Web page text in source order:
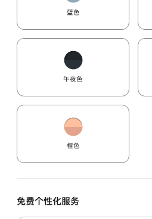
蓝色
午夜色
橙色
免费个性化服务